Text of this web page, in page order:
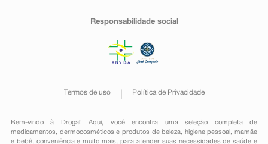
Responsabilidade social
Termos de uso Política de Privacidade
Bem-vindo à Drogal! Aqui, você encontra uma seleção completa de
medicamentos , dermocosméticos e produtos de beleza, higiene pessoal ,mamãe
e bebê, conveniênciae muito mais, para atender suas necessidades de saúde e